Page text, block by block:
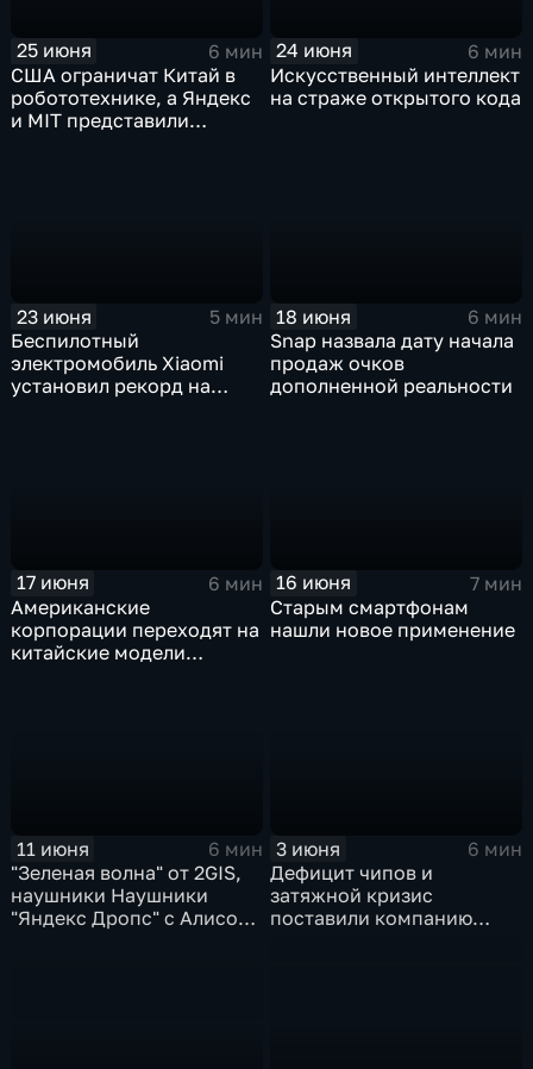
25 июня
6 мин
США ограничат Китай в
робототехнике, а Яндекс
и MIT представили
24 июня
6 мин
Искусственный интеллект
на страже открытого кода
23 июня
5 мин
Беспилотный
электромобиль Xiaomi
установил рекорд на
18 июня
6 мин
Snap назвала дату начала
продаж очков
дополненной реальности
17 июня
6 мин
Американские
корпорации переходят на
китайские модели
16 июня
7 мин
Старым смартфонам
нашли новое применение
11 июня
6 мин
"Зеленая волна" от 2GIS,
наушники Наушники
"Яндекс Дропс" с Алисой
3 июня
6 мин
Дефицит чипов и
затяжной кризис
поставили компанию